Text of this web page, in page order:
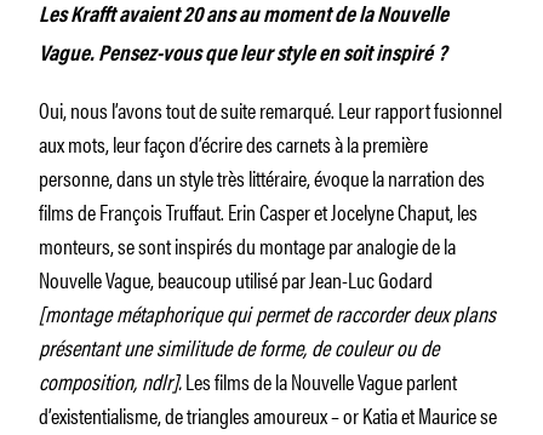
Les Krafft avaient 20 ans au moment de la Nouvelle
Vague. Pensez-vous que leur style en soit inspiré ?
Oui, nous l’avons tout de suite remarqué. Leur rapport fusionnel
aux mots, leur façon d’écrire des carnets à la première
personne, dans un style très littéraire, évoque la narration des
films de François Truffaut. Erin Casper et Jocelyne Chaput, les
monteurs, se sont inspirés du montage par analogie de la
Nouvelle Vague, beaucoup utilisé par Jean-Luc Godard
[montage métaphorique qui permet de raccorder deux plans
présentant une similitude de forme, de couleur ou de
composition, ndlr].Les films de la Nouvelle Vague parlent
d’existentialisme, de triangles amoureux – or Katia et Maurice se